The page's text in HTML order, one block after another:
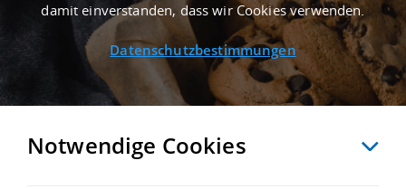
VERGLEICHEN EXPORT PDF
damit einverstanden, dass wir Cookies verwenden.
Datenschutzbestimmungen
Notwendige Cookies